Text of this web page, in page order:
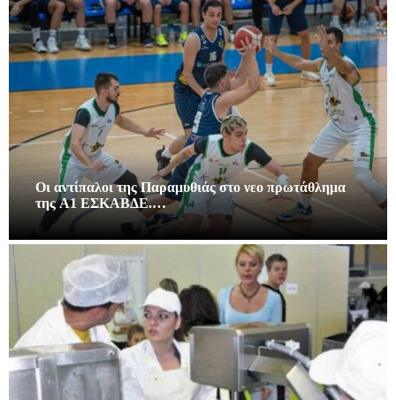
Οι αντίπαλοι της Παραμυθιάς στο νεο πρωτάθλημα
της A1 ΕΣΚΑΒΔΕ.…